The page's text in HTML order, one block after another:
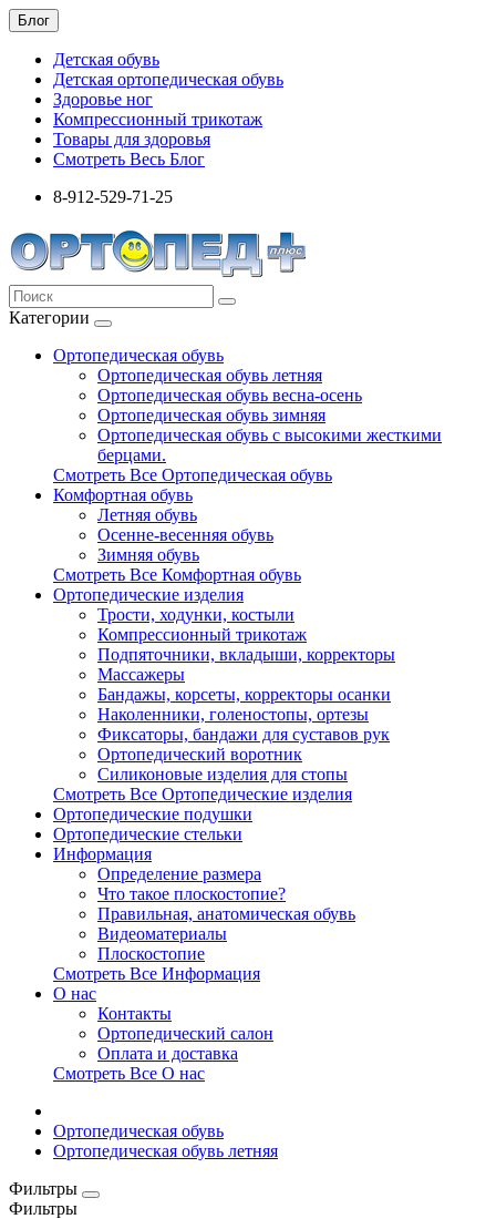
Блог
Детская обувь
Детская ортопедическая обувь
Здоровье ног
Компрессионный трикотаж
Товары для здоровья
Смотреть Весь Блог
8-912-529-71-25
Категории
Ортопедическая обувь
Ортопедическая обувь летняя
Ортопедическая обувь весна-осень
Ортопедическая обувь зимняя
Ортопедическая обувь с высокими жесткими
берцами.
Смотреть Все Ортопедическая обувь
Комфортная обувь
Летняя обувь
Осенне-весенняя обувь
Зимняя обувь
Смотреть Все Комфортная обувь
Ортопедические изделия
Трости, ходунки, костыли
Компрессионный трикотаж
Подпяточники, вкладыши, корректоры
Массажеры
Бандажы, корсеты, корректоры осанки
Наколенники, голеностопы, ортезы
Фиксаторы, бандажи для суставов рук
Ортопедический воротник
Силиконовые изделия для стопы
Смотреть Все Ортопедические изделия
Ортопедические подушки
Ортопедические стельки
Информация
Определение размера
Что такое плоскостопие?
Правильная, анатомическая обувь
Видеоматериалы
Плоскостопие
Смотреть Все Информация
О нас
Контакты
Ортопедический салон
Оплата и доставка
Смотреть Все О нас
Ортопедическая обувь
Ортопедическая обувь летняя
Фильтры
Фильтры